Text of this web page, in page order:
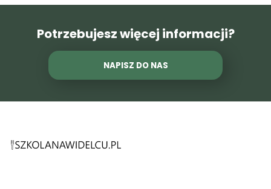
Potrzebujesz więcej informacji?
NAPISZ DO NAS